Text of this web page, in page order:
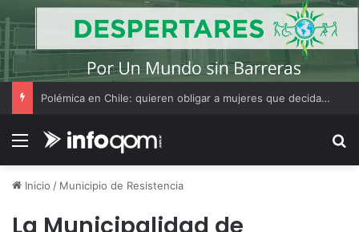
Polémica en Chile: quieren obligar a mujeres que decidan hacer un aborto a escuchar antes el latido del corazón del feto
Menú
Inicio / Municipio de Resistencia